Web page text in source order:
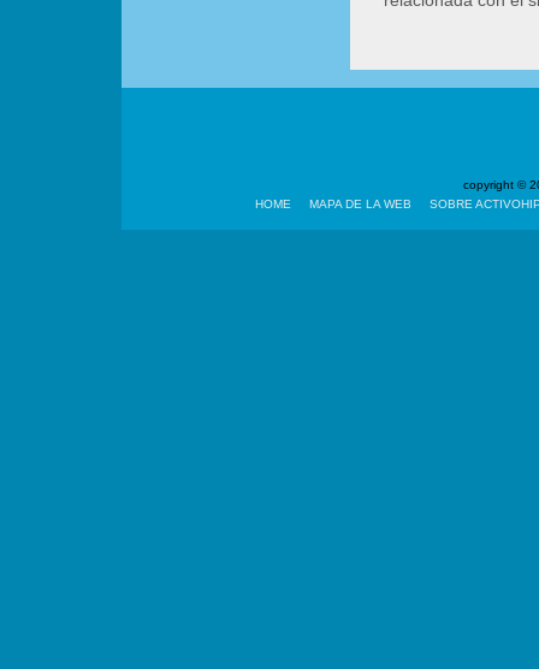
copyright ©
HOME
MAPA DE LA WEB SOBRE